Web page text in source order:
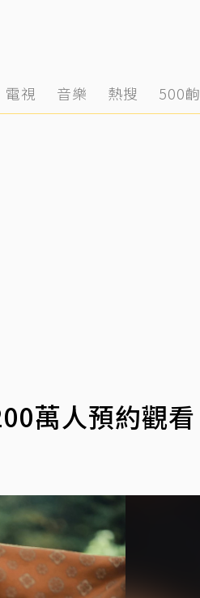
電視 音樂 熱搜 500齣
萬人預約觀看